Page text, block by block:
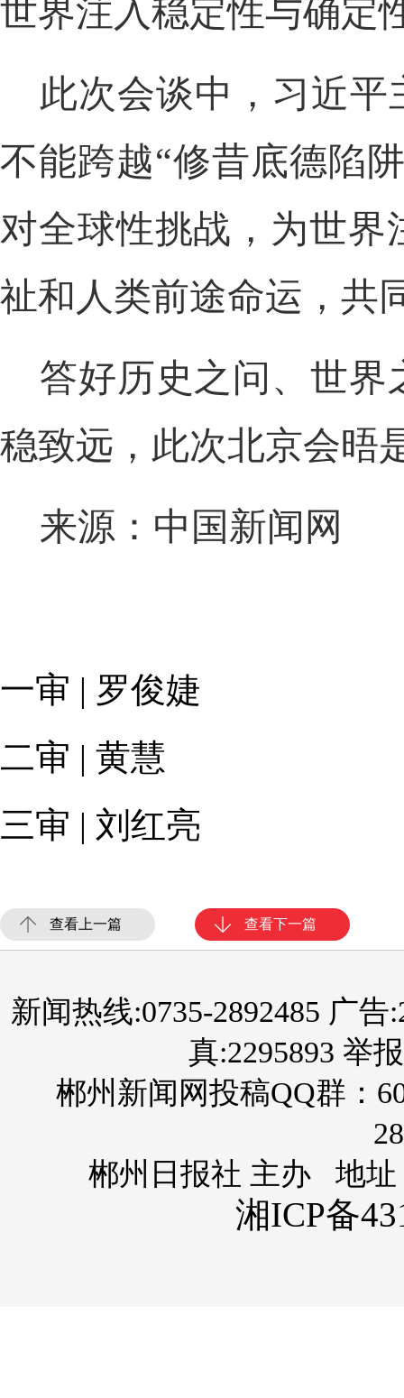
世界注入稳定性与确定
此次会谈中，习近
不能跨越“修昔底德陷
对全球性挑战，为世
祉和人类前途命运，共
答好历史之问、世界
稳致远，此次北京会晤
来源：中国新闻网
一审 | 罗俊婕
二审 | 黄慧
三审 | 刘红亮
查看上一篇 查看下一篇
新闻热线:0735-2892485 广告
真:2295893 举
郴州新闻网投稿QQ群：
郴州日报社 主办 地址
湘ICP备